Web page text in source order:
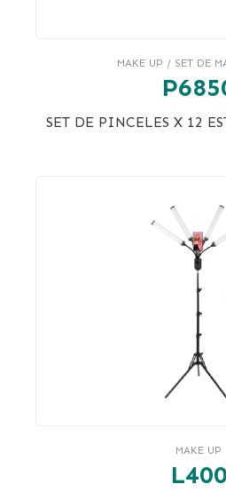
MAKE UP / SET DE
SET DE PINCELES X 12
MAKE UP
L400